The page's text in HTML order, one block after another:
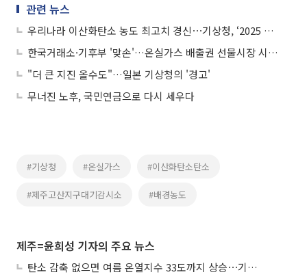
관련 뉴스
우리나라 이산화탄소 농도 최고치 경신⋯기상청, ‘2025 지구대기감시보고서’ 발간
한국거래소·기후부 '맞손'…온실가스 배출권 선물시장 시스템 구축
"더 큰 지진 올수도"…일본 기상청의 '경고'
무너진 노후, 국민연금으로 다시 세우다
#기상청 #온실가스 #이산화탄소탄소
#제주고산지구대기감시소 #배경농도
제주=윤희성 기자의 주요 뉴스
탄소 감축 없으면 여름 온열지수 33도까지 상승⋯기상청, 2100년 미래전망